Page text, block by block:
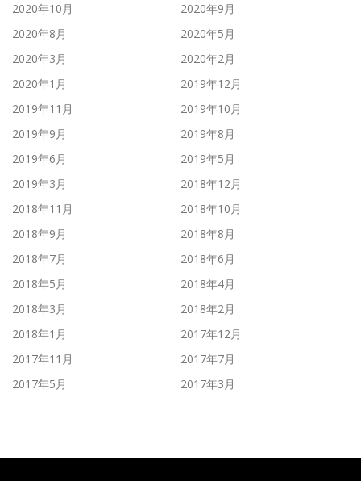
2020年10月
2020年9月
2020年8月
2020年5月
2020年3月
2020年2月
2020年1月
2019年12月
2019年11月
2019年10月
2019年9月
2019年8月
2019年6月
2019年5月
2019年3月
2018年12月
2018年11月
2018年10月
2018年9月
2018年8月
2018年7月
2018年6月
2018年5月
2018年4月
2018年3月
2018年2月
2018年1月
2017年12月
2017年11月
2017年7月
2017年5月
2017年3月